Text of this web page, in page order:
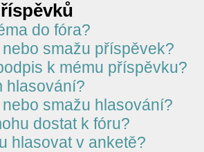
do fóra?
smažu příspěvek?
k mému příspěvku?
hlasování?
smažu hlasování?
dostat k fóru?
hlasovat v anketě?